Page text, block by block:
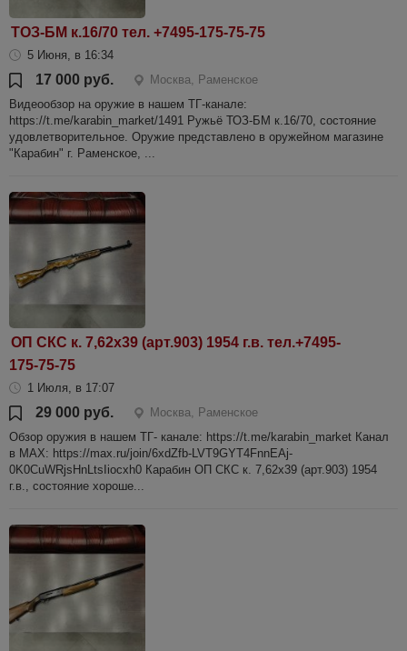
ТОЗ-БМ к.16/70 тел. +7495-175-75-75
5 Июня, в 16:34
17 000 руб.
Москва, Раменское
Видеообзор на оружие в нашем ТГ-канале:
https://t.me/karabin_market/1491 Ружьё ТОЗ-БМ к.16/70, состояние
удовлетворительное. Оружие представлено в оружейном магазине
"Карабин" г. Раменское, ...
ОП СКС к. 7,62х39 (арт.903) 1954 г.в. тел.+7495-
175-75-75
1 Июля, в 17:07
29 000 руб.
Москва, Раменское
Обзор оружия в нашем ТГ- канале: https://t.me/karabin_market Канал
в МАХ: https://max.ru/join/6xdZfb-LVT9GYT4FnnEAj-
0K0CuWRjsHnLtsIiocxh0 Карабин ОП СКС к. 7,62х39 (арт.903) 1954
г.в., состояние хороше...